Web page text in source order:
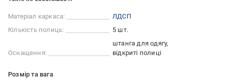
Матеріал каркаса:
ЛДСП
Кількість полиць:
5 шт.
Оснащення:
штанга для одягу
відкриті полиці
Розмір та вага